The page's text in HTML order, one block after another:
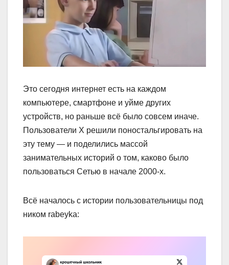
Это сегодня интернет есть на каждом
компьютере, смартфоне и уйме других
устройств, но раньше всё было совсем иначе.
Пользователи X решили поностальгировать на
эту тему — и поделились массой
занимательных историй о том, каково было
пользоваться Сетью в начале 2000‑х.
Всё началось с истории пользовательницы под
ником rabeyka: